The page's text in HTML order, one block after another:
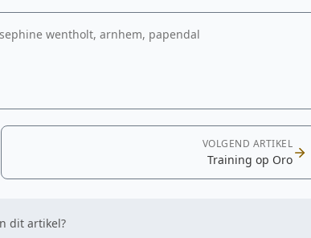
wentholt, arnhem, papendal
VOLGEND ARTIKEL
Training op Oro
dit artikel?